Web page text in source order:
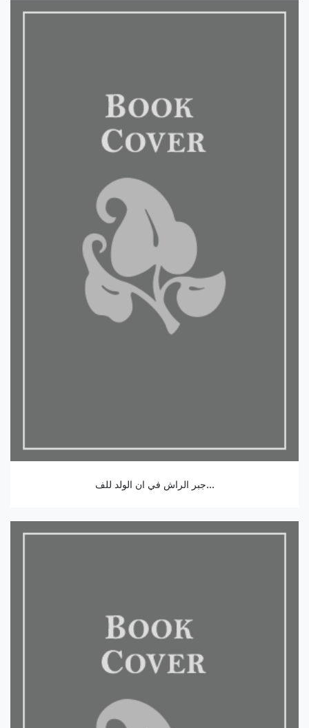
جبر الراش في ان الولد للف...